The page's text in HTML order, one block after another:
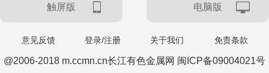
触屏版 电脑版
意见反馈 登录/注册 关于我们 免责条款
@2006-2018 m.ccmn.cn长江有色金属网 闽ICP备09004021号